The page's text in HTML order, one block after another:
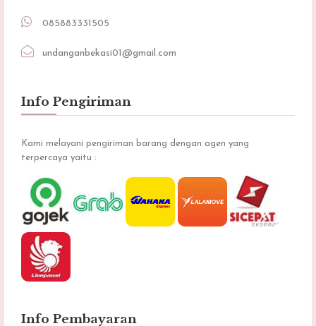
085883331505
undanganbekasi01@gmail.com
Info Pengiriman
Kami melayani pengiriman barang dengan agen yang
terpercaya yaitu :
Info Pembayaran